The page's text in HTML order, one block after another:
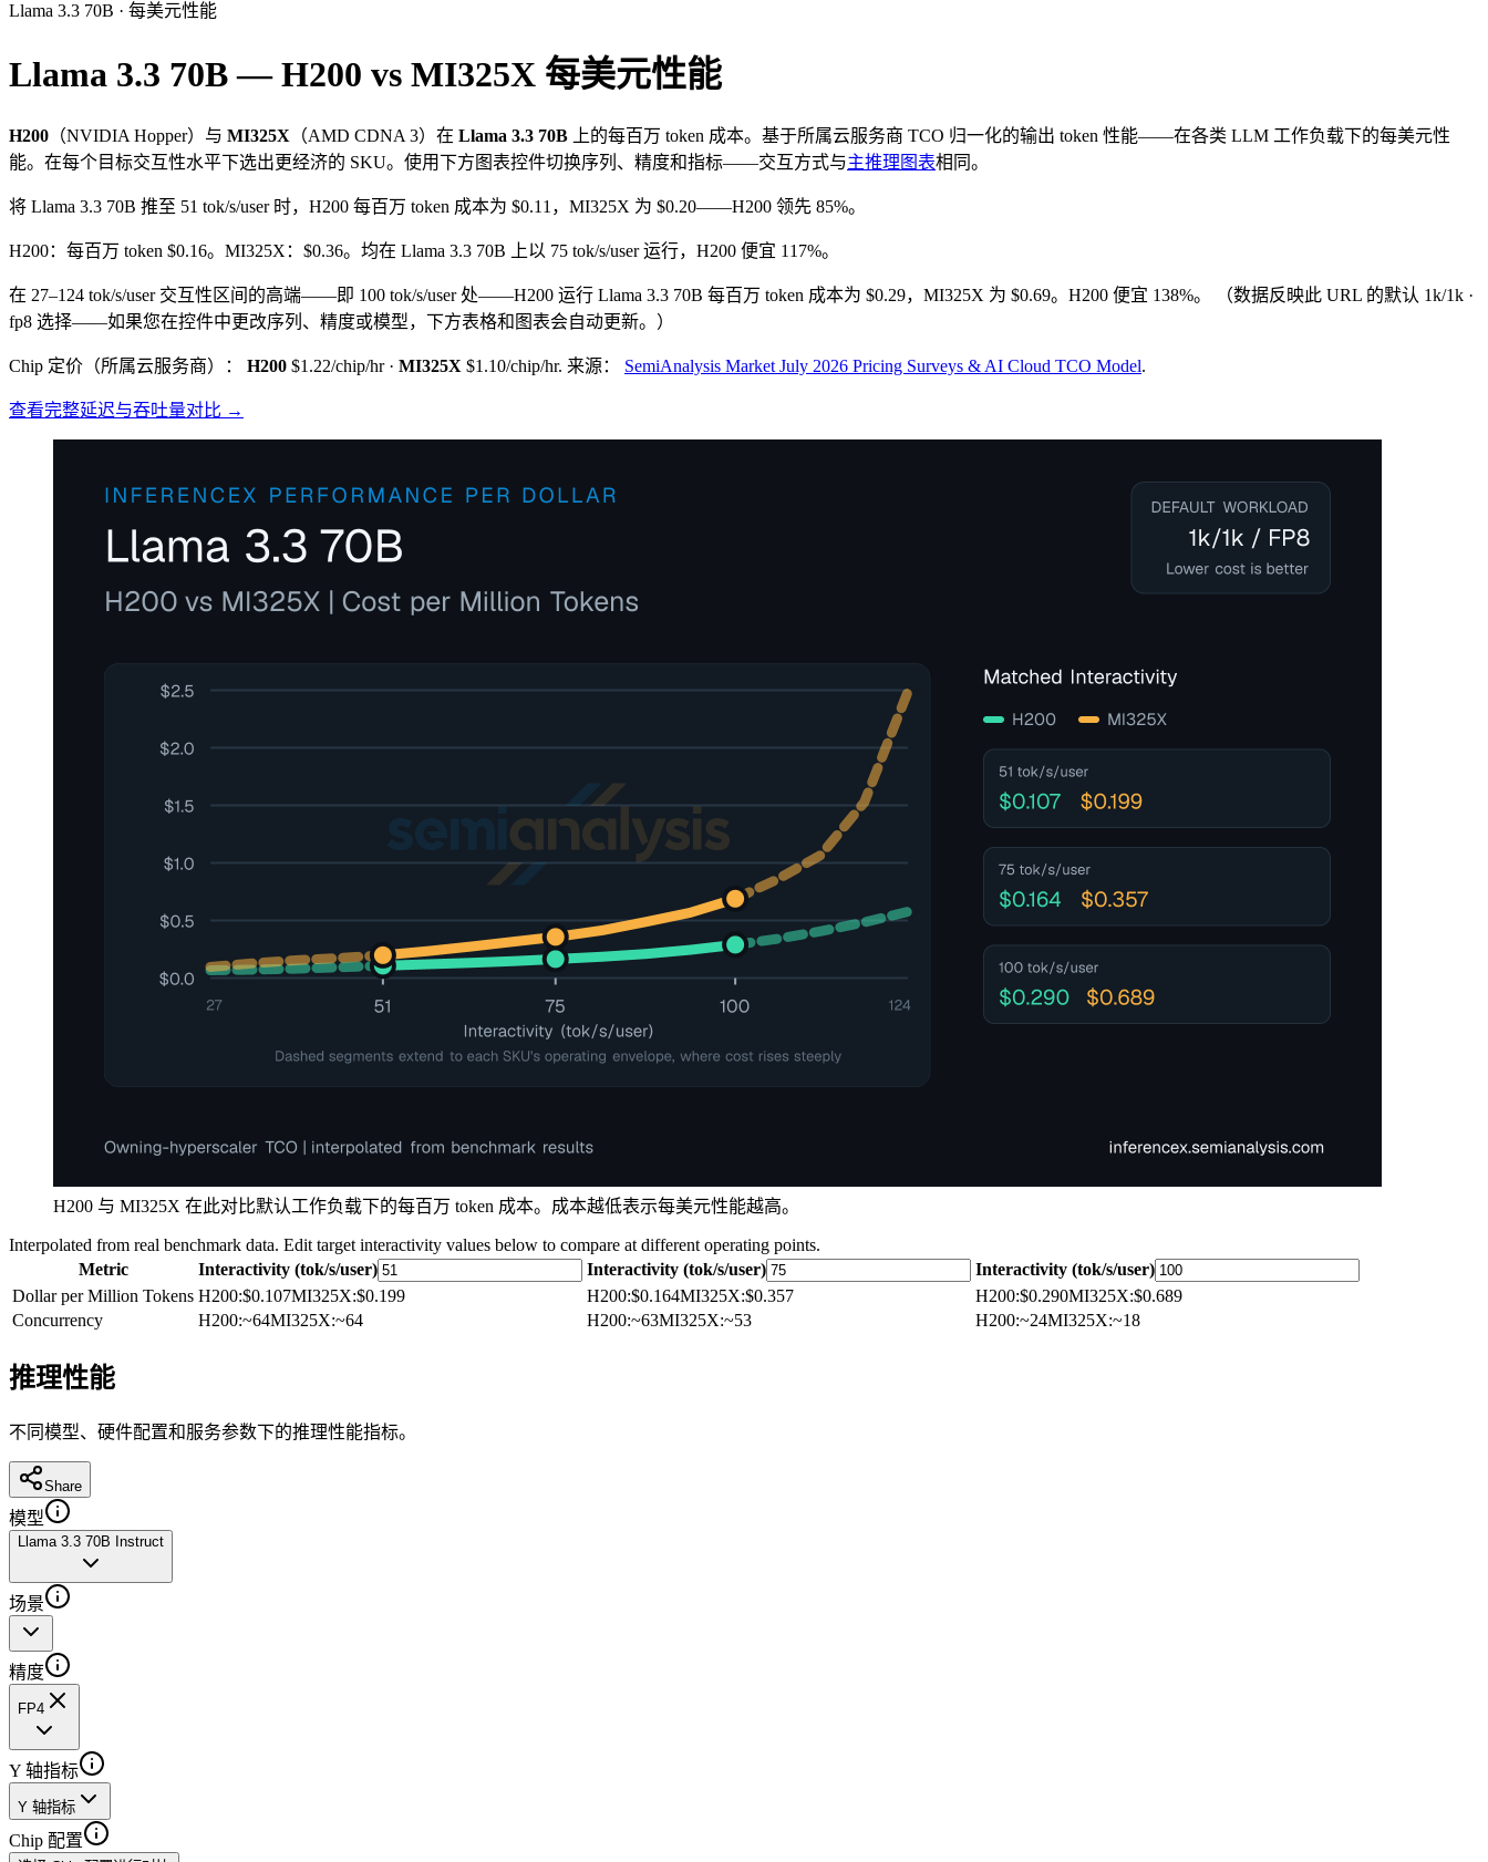
Llama 3.3 70B · 每美元性能
Llama 3.3 70B — H200 vs MI325X 每美元性能
H200 （NVIDIA Hopper）与 MI325X （AMD CDNA 3）在 Llama 3.3 70B 上的每百万 token 成本。基于所属云服务商 TCO 归一化的输出 token 性能——在各类 LLM 工作负载下的每美元性
能。在每个目标交互性水平下选出更经济的 SKU。使用下方图表控件切换序列、精度和指标——交互方式与主推理图表相同。
将 Llama 3.3 70B 推至 51 tok/s/user 时，H200 每百万 token 成本为 $0.11，MI325X 为 $0.20——H200 领先 85%。
H200：每百万 token $0.16。MI325X：$0.36。均在 Llama 3.3 70B 上以 75 tok/s/user 运行，H200 便宜 117%。
在 27–124 tok/s/user 交互性区间的高端——即 100 tok/s/user 处——H200 运行 Llama 3.3 70B 每百万 token 成本为 $0.29，MI325X 为 $0.69。H200 便宜 138%。
（数据反映此 URL 的默认 1k/1k ·
fp8 选择——如果您在控件中更改序列、精度或模型，下方表格和图表会自动更新。）
Chip 定价（所属云服务商）： H200 $1.22/chip/hr· MI325X $1.10/chip/hr. 来源： SemiAnalysis Market July 2026 Pricing Surveys & AI Cloud TCO Model.
查看完整延迟与吞吐量对比 →
H200 与 MI325X 在此对比默认工作负载下的每百万 token 成本。成本越低表示每美元性能越高。
Interpolated from real benchmark data. Edit target interactivity values below to compare at different operating points.
Metric
Interactivity (tok/s/user) Interactivity (tok/s/user)
Interactivity (tok/s/user)
Dollar per Million Tokens H200:$0.107MI325X:$0.199 H200:$0.164MI325X:$0.357 H200:$0.290MI325X:$0.689
Concurrency
H200:~64MI325X:~64 H200:~63MI325X:~53 H200:~24MI325X:~18
推理性能
不同模型、硬件配置和服务参数下的推理性能指标。
Share
模型
Llama 3.3 70B Instruct
场景
精度
FP4
Y 轴指标
Y 轴指标
Chip 配置